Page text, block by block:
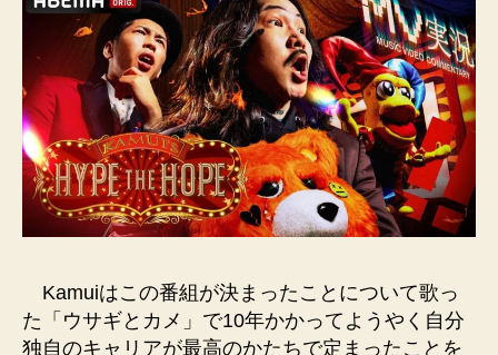
Kamuiはこの番組が決まったことについて歌っ
た「ウサギとカメ」で10年かかってようやく自分
独自のキャリアが最高のかたちで定まったことを